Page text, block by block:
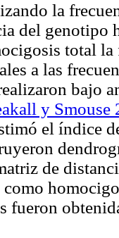
la
del genotipo
total
a las
bajo
y Smouse
el índice
de
fueron